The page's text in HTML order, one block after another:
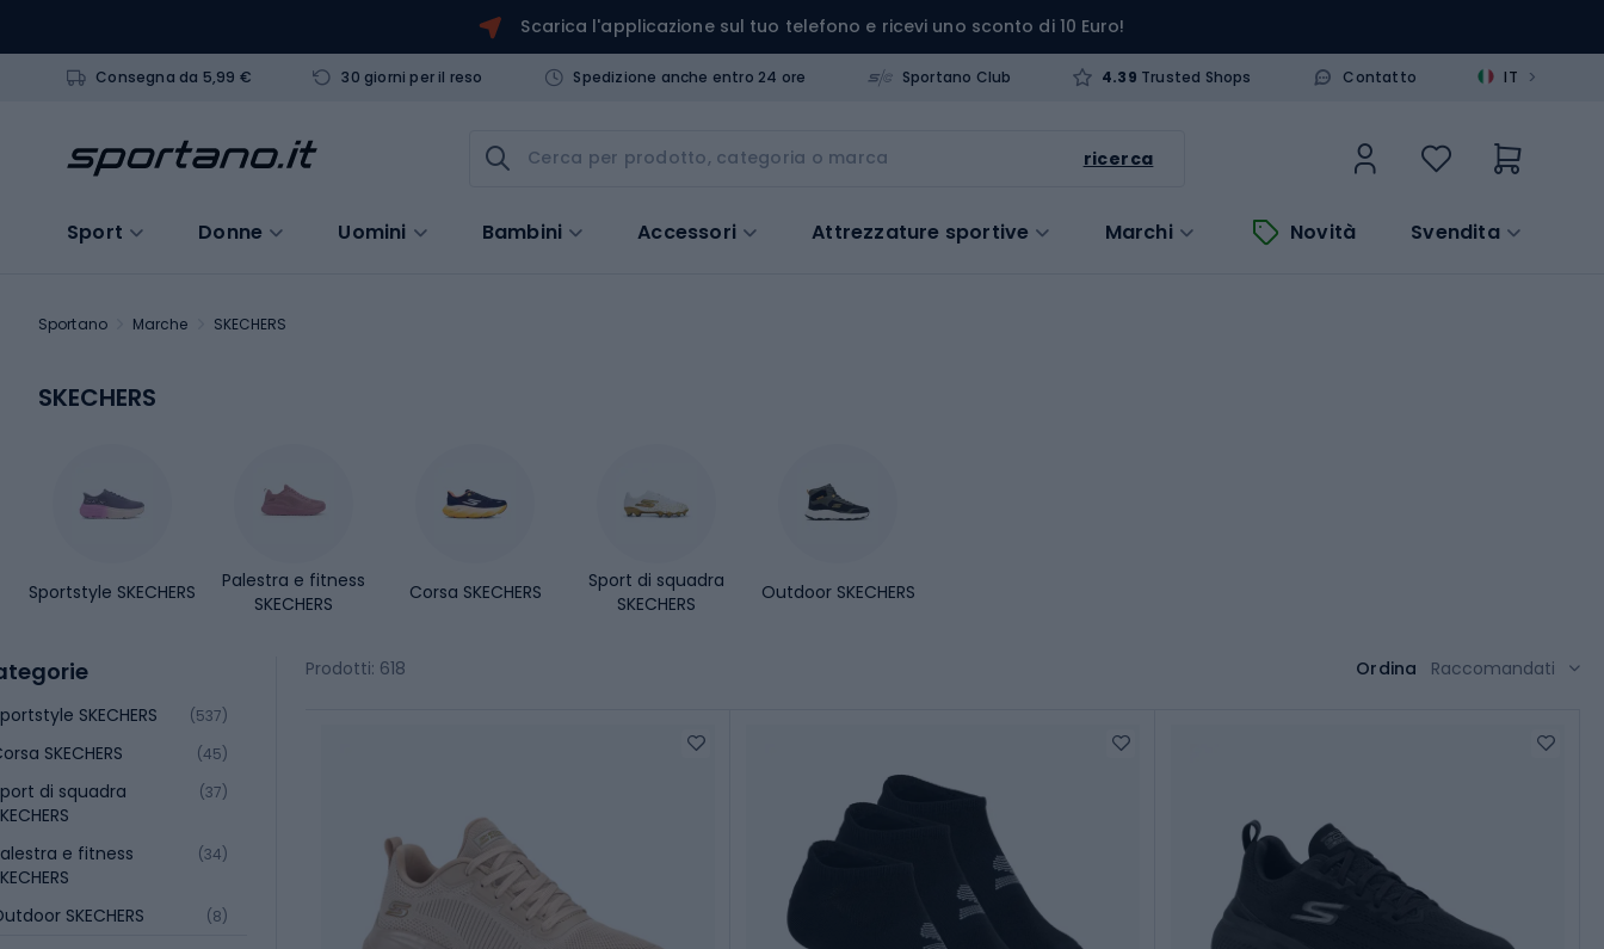
Scarica l'applicazione sul tuo telefono e ricevi uno sconto di 10 Euro!
Consegna da 5,99 € 30 giorni per il reso Spedizione anche entro 24 ore Sportano Club 4.39 Trusted Shops Contatto IT >
ricerca
Sport Donne Uomini Bambini Accessori Attrezzature sportive Marchi Novità Svendita
Sportano Marche SKECHERS
SKECHERS
Sportstyle SKECHERS
Palestra e fitness
SKECHERS
Corsa SKECHERS
Sport di squadra
SKECHERS
Outdoor SKECHERS
SKECHERS (537)
SKECHERS (45)
di squadra
(37)
e fitness
(34)
SKECHERS (8)
Prodotti: 618 Ordina Raccomandati